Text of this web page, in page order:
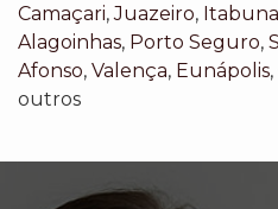
Camaçari,Juazeiro, Itabuna
Alagoinhas, Porto Seguro,
Afonso, Valença, Eunápolis,
outros